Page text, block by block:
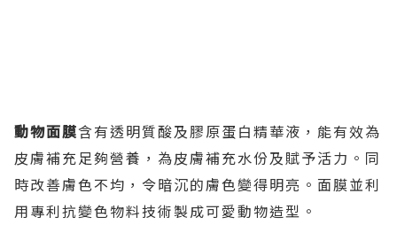
動物面膜含有透明質酸及膠原蛋白精華液，能有效為
皮膚補充足夠營養，為皮膚補充水份及賦予活力。同
時改善膚色不均，令暗沉的膚色變得明亮。面膜並利
用專利抗變色物料技術製成可愛動物造型。